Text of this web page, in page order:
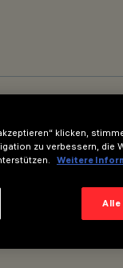
Grazing Wide
klicken,
zu verbessern, die
Weitere
Alle